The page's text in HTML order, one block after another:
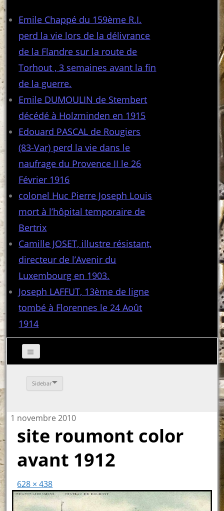
Emile Chappé du 159ème R.I.
perd la vie lors de la délivrance
de la Flandre sur la route de
Torhout , 3 semaines avant la fin
de la guerre.
Emile DUMOULIN de Stembert
décédé à Holzminden en 1915
Edouard PASCAL de Rougiers
(83-Var) perd la vie dans le
naufrage du Provence II le 26
Février 1916
colonel Huc Pierre Joseph Louis
mort à l’hôpital temporaire de
Bertrix
Camille JOSET, illustre résistant,
directeur de l’Avenir du
Luxembourg en 1903.
Joseph LAFFUT, 13ème de ligne
tombé à Florennes le 24 Août
1914
Sidebar
1 novembre 2010
site roumont color
avant 1912
628 × 438